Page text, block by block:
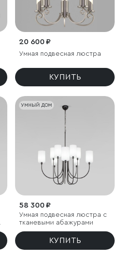
20 600 ₽
Умная подвесная люстра
КУПИТЬ
УМНЫЙ ДОМ
58 300 ₽
Умная подвесная люстра с
тканевыми абажурами
КУПИТЬ